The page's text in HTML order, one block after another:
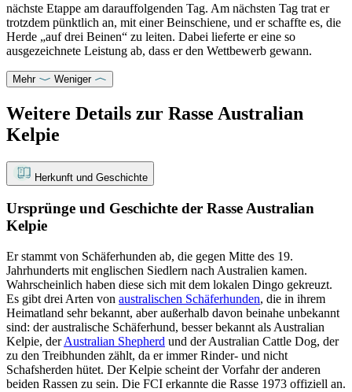
nächste Etappe am darauffolgenden Tag. Am nächsten Tag trat er
trotzdem pünktlich an, mit einer Beinschiene, und er schaffte es, die
Herde „auf drei Beinen“ zu leiten. Dabei lieferte er eine so
ausgezeichnete Leistung ab, dass er den Wettbewerb gewann.
Mehr Weniger
Weitere Details zur Rasse Australian
Kelpie
Herkunft und Geschichte
Ursprünge und Geschichte der Rasse Australian
Kelpie
Er stammt von Schäferhunden ab, die gegen Mitte des 19.
Jahrhunderts mit englischen Siedlern nach Australien kamen.
Wahrscheinlich haben diese sich mit dem lokalen Dingo gekreuzt.
Es gibt drei Arten von australischen Schäferhunden, die in ihrem
Heimatland sehr bekannt, aber außerhalb davon beinahe unbekannt
sind: der australische Schäferhund, besser bekannt als Australian
Kelpie, derAustralian Shepherd und der Australian Cattle Dog, der
zu den Treibhunden zählt, da er immer Rinder- und nicht
Schafsherden hütet. Der Kelpie scheint der Vorfahr der anderen
beiden Rassen zu sein. Die FCI erkannte die Rasse 1973 offiziell an.